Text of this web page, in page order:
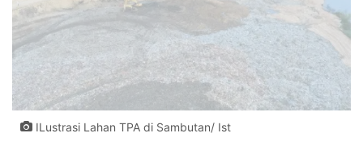
ILustrasi Lahan TPA di Sambutan/ Ist